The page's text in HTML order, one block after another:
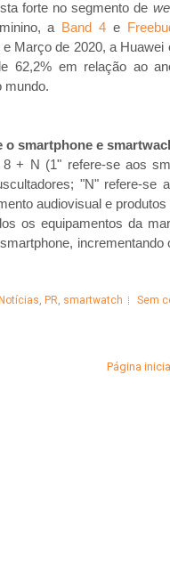
forte no segmento de
a Band 4 e
Março de 2020, a Huawei
62,2% em relação ao
mundo.
smartphone e
+ N (1" refere-se aos
"N" refere-se
audiovisual e
os equipamentos da
Notícias, PR, smartwatch Sem
Página inicial